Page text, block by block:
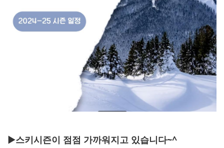
▶스키시즌이 점점 가까워지고 있습니다~^